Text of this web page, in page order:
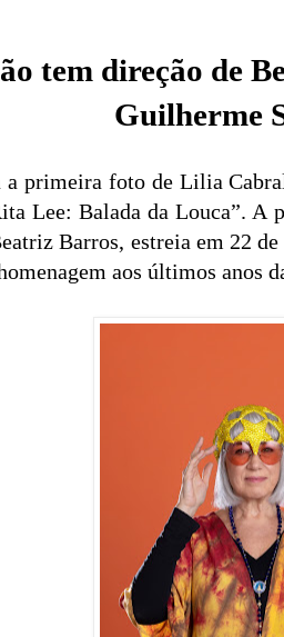
tem direção de
Guilherme
primeira foto de Lilia
Lee: Balada da Louca”. A
Barros, estreia em 22
aos últimos anos